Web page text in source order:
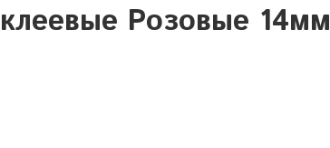
Розовые 14мм